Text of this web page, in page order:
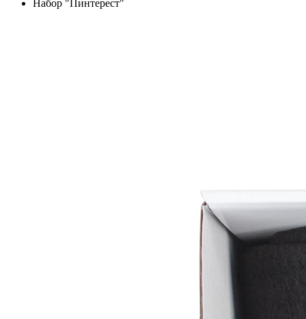
Набор "Пинтерест"